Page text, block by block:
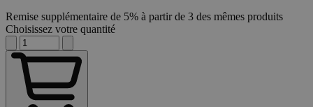
Remise supplémentaire de 5% à partir de 3 des mêmes produits
Choisissez votre quantité